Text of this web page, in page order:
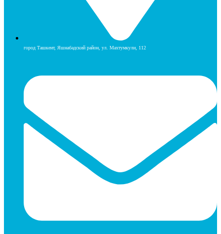
город Ташкент, Яшнабадский район, ул. Махтумкули, 112